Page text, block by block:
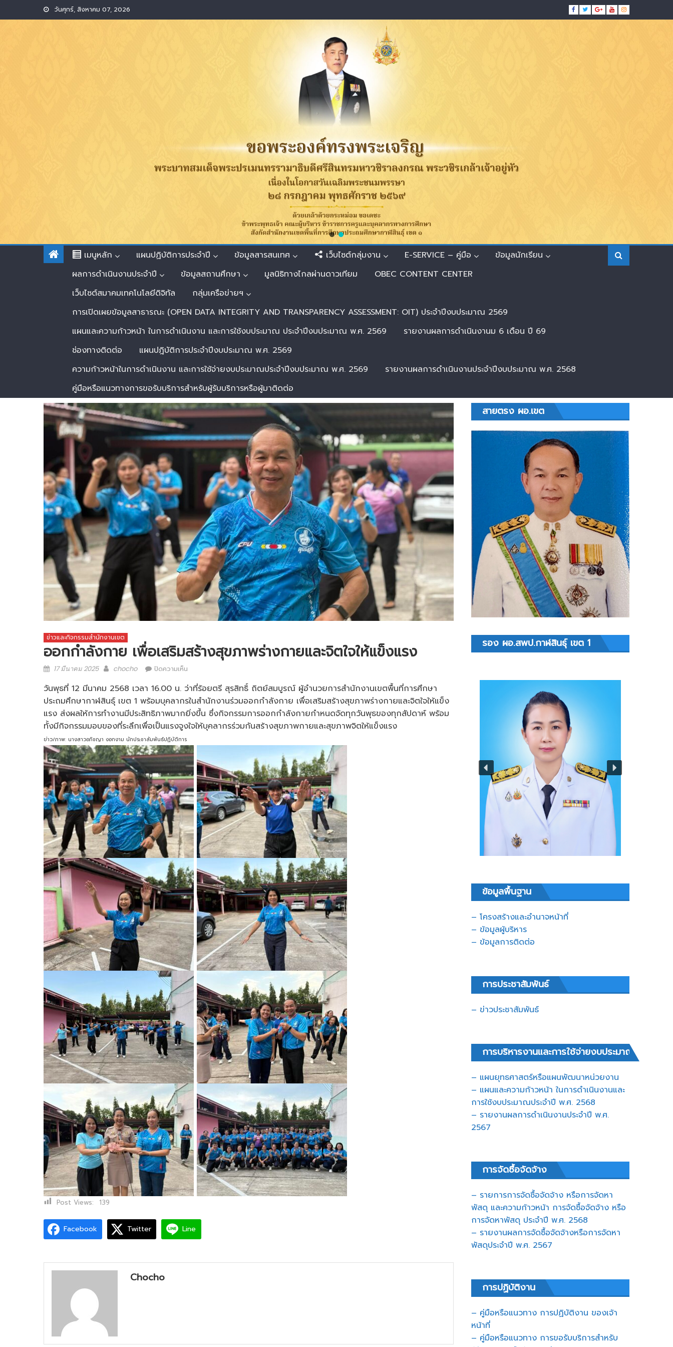
to
วันศุกร์, สิงหาคม 07, 2026
เมนูหลัก แผนปฏิบัติการประจำปี ข้อมูลสารสนเทศ เว็บไซต์กลุ่มงาน E-SERVICE – คู่มือ
ข้อมูลนักเรียน
ผลการดำเนินงานประจำปี
ข้อมูลสถานศึกษา มูลนิธิทางไกลผ่านดาวเทียม
OBEC CONTENT CENTER
เว็บไซต์สมาคมเทคโนโลยีดิจิทัล
กลุ่มเครือข่ายฯ
การเปิดเผยข้อมูลสาธารณะ (OPEN DATA INTEGRITY AND TRANSPARENCY ASSESSMENT: OIT) ประจำปีงบประมาณ 2569
แผนและความก้าวหน้า ในการดำเนินงาน และการใช้งบประมาณ ประจำปีงบประมาณ พ.ศ. 2569
รายงานผลการดำเนินงานม 6 เดือน ปี 69
ช่องทางติดต่อ
แผนปฎิบัติการประจำปีงบประมาณ พ.ศ. 2569
ความก้าวหน้าในการดำเนินงาน และการใช้จ่ายงบประมาณประจำปีงบประมาณ พ.ศ. 2569
รายงานผลการดำเนินงานประจำปีงบประมาณ พ.ศ. 2568
คู่มือหรือแนวทางการขอรับบริการสำหรับผู้รับบริการหรือผู้มาติดต่อ
ข่าวและกิจกรรมสำนักงานเขต
ออกกำลังกาย เพื่อเสริมสร้างสุขภาพร่างกายและจิตใจให้แข็งแรง
Posted
17 มีนาคม 2025 Author
chocho ปิดความเห็น
กำลัง
กาย
เพื่อ
เสริม
สร้าง
ร่างกาย
และ
จิตใจ
ให้
แข็ง
แรง
วันพุธที่ 12 มีนาคม 2568 เวลา 16.00 น. ว่าที่ร้อยตรี สุรสิทธิ์ ถิตย์สมบูรณ์ ผู้อำนวยการสำนักงานเขตพื้นที่การศึกษา
ประถมศึกษากาฬสินธุ์ เขต 1 พร้อมบุคลากรในสำนักงานร่วมออกกำลังกาย เพื่อเสริมสร้างสุขภาพร่างกายและจิตใจให้แข็ง
แรง ส่งผลให้การทำงานมีประสิทธิภาพมากยิ่งขึ้น ซึ่งกิจกรรมการออกกำลังกายกำหนดจัดทุกวันพุธของทุกสัปดาห์ พร้อม
ทั้งมีกิจกรรมมอบของที่ระลึกเพื่อเป็นแรงจูงใจให้บุคลากรร่วมกันสร้างสุขภาพกายและสุขภาพจิตให้แข็งแรง
ข่าว/ภาพ: นางสาวอภิชญา งอกงาม นักประชาสัมพันธ์ปฏิบัติการ
Post Views: 139
Facebook Twitter Line
Chocho
สายตรง ผอ.เขต
รอง ผอ.สพป.กาฬสินธุ์ เขต 1
ข้อมูลพื้นฐาน
– โครงสร้างและอำนาจหน้าที่
– ข้อมูลผู้บริหาร
– ข้อมูลการติดต่อ
การประชาสัมพันธ์
– ข่าวประชาสัมพันธ์
การบริหารงานและการใช้จ่ายงบประมาณ
– แผนยุทธศาสตร์หรือแผนพัฒนาหน่วยงาน
– แผนและความก้าวหน้า ในการดำเนินงานและ
การใช้งบประมาณประจำปี พ.ศ. 2568
– รายงานผลการดำเนินงานประจำปี พ.ศ.
2567
การจัดซื้อจัดจ้าง
– รายการการจัดซื้อจัดจ้าง หรือการจัดหา
พัสดุ และความก้าวหน้า การจัดซื้อจัดจ้าง หรือ
การจัดหาพัสดุ ประจำปี พ.ศ. 2568
– รายงานผลการจัดซื้อจัดจ้างหรือการจัดหา
พัสดุประจำปี พ.ศ. 2567
การปฏิบัติงาน
– คู่มือหรือแนวทาง การปฏิบัติงาน ของเจ้า
หน้าที่
– คู่มือหรือแนวทาง การขอรับบริการสำหรับ